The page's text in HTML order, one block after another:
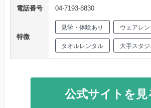
電話番号
04-7193-8830
特徴
見学・体験あり ウェアレ
タオルレンタル 大手スタジ
公式サイトを見